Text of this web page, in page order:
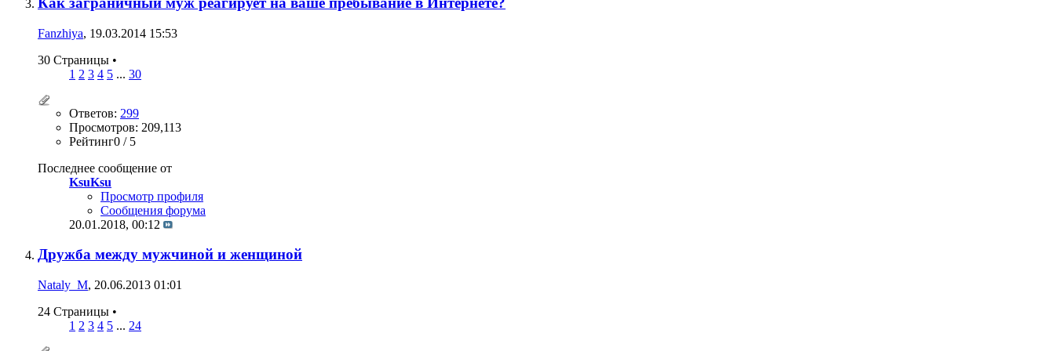
Fanzhiya, 19.03.2014 15:53
30 Страницы •
1 2 3 4 5 ... 30
Ответов: 299
Просмотров: 209,113
Рейтинг0 / 5
Последнее сообщение от
KsuKsu
Просмотр профиля
Сообщения форума
20.01.2018, 00:12
Дружба между мужчиной и женщиной
Nataly_M, 20.06.2013 01:01
24 Страницы •
1 2 3 4 5 ... 24